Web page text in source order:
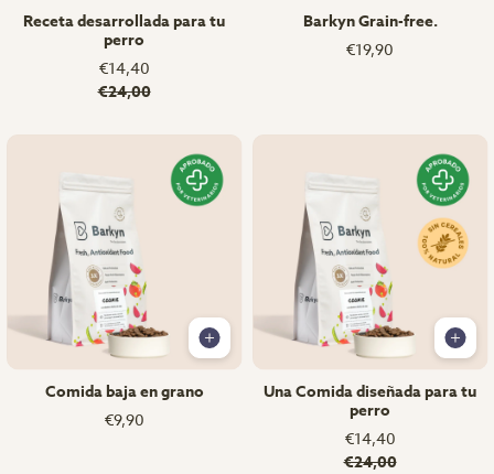
Receta desarrollada para tu
perro
€14,40
€24,00
Barkyn Grain-free.
€19,90
Comida baja en grano
€9,90
Una Comida diseñada para tu
perro
€14,40
€24,00